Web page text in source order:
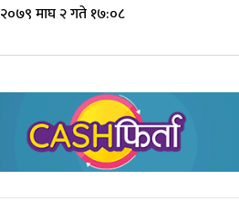
२०७९ माघ २ गते १७:०८